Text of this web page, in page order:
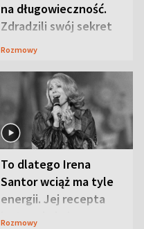
na długowieczność.
Zdradzili swój sekret
Rozmowy
To dlatego Irena
Santor wciąż ma tyle
energii. Jej recepta
jest zaskakująco
Rozmowy